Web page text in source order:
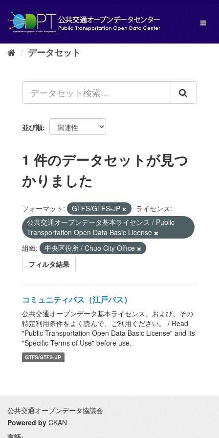
し
データセット
並び順
1 件のデータセットが見つ
かりました
フォーマット: GTFS/GTFS-JP
ライセンス:
公共交通オープンデータ基本ライセンス / Public
Transportation Open Data Basic License
組織:
中央区役所 / Chuo City Office
フィルタ結果
コミュニティバス（江戸バス）
公共交通オープンデータ基本ライセンス、および、その
特定利用条件をよく読んで、ご利用ください。 / Read
"Public Transportation Open Data Basic License" and its
"Specific Terms of Use" before use.
GTFS/GTFS-JP
公共交通オープンデータ協議会
Powered by CKAN